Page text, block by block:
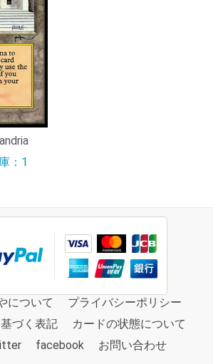
：1
について
プライバシーポリシー
づく表記
カードの状態について
facebook お問い合わせ